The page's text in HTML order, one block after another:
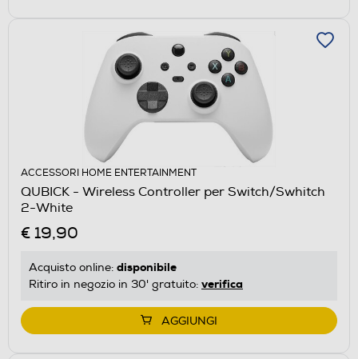
ACCESSORI HOME ENTERTAINMENT
QUBICK - Wireless Controller per Switch/Swhitch
2-White
€ 19,90
Acquisto online: disponibile
Ritiro in negozio in 30' gratuito: verifica
AGGIUNGI